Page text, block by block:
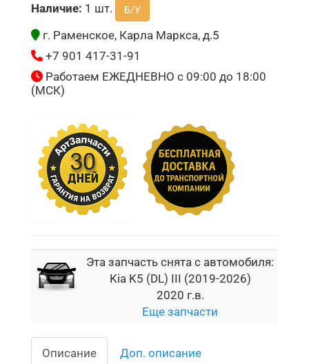
Наличие: 1 шт. Б/У
г. Раменское, Карла Маркса, д.5
+7 901 417-31-91
Работаем ЕЖЕДНЕВНО с 09:00 до 18:00
(МСК)
Эта запчасть снята с автомобиля:
Kia K5 (DL) III (2019-2026)
2020 г.в.
Еще запчасти
Описание Доп. описание